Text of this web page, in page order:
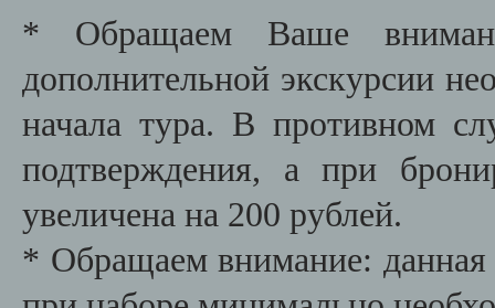
* Обращаем Ваше
дополнительной экскурсии
начала тура. В противном
подтверждения, а при
увеличена на 200 рублей.
* Обращаем внимание: данная